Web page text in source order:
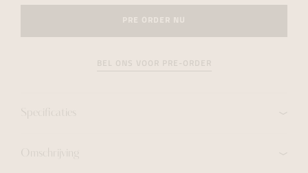
PRE ORDER NU
BEL ONS VOOR PRE-ORDER
Specificaties
Omschrijving